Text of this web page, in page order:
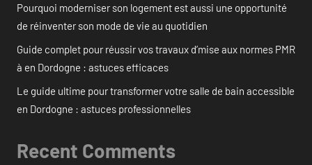
Pourquoi moderniser son logement est aussi une opportunité
de réinventer son mode de vie au quotidien
Guide complet pour réussir vos travaux d’mise aux normes PMR
à en Dordogne : astuces efficaces
Le guide ultime pour transformer votre salle de bain accessible
en Dordogne : astuces professionnelles
Recent Comments